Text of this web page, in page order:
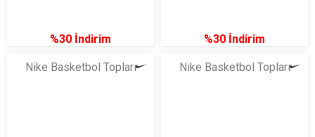
%30 İndirim %30 İndirim
Nike Basketbol Topları Nike Basketbol Topları